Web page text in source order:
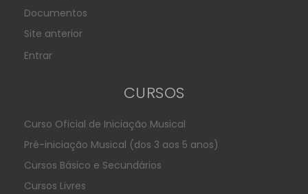
Documentos
Site anterior
Entrar
CURSOS
Curso Oficial de Iniciação Musical
Pré-iniciação Musical (dos 3 aos 5 anos)
Cursos Básico e Secundários
Cursos Livres